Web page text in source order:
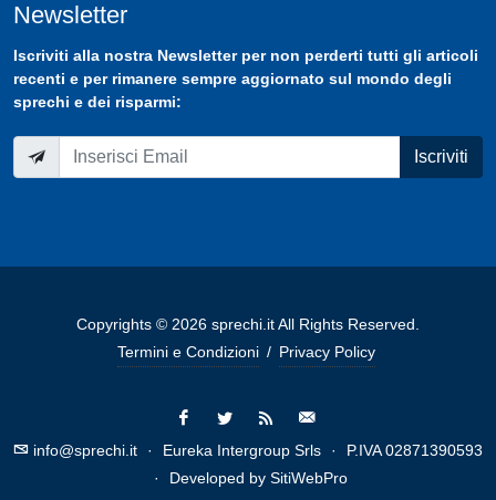
Newsletter
Iscriviti alla nostra Newsletterper non perderti tutti gli articoli
recenti e per rimanere sempre aggiornato sul mondo degli
sprechi e dei risparmi:
Iscriviti
Copyrights © 2026 sprechi.it All Rights Reserved.
Termini e Condizioni / Privacy Policy
info@sprechi.it · Eureka Intergroup Srls ·
P.IVA 02871390593
·
Developed by SitiWebPro